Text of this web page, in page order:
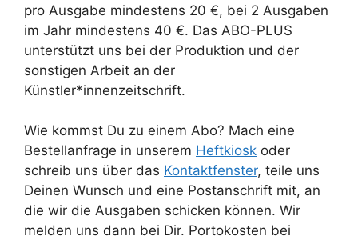
pro Ausgabe mindestens 20 €, bei 2 Ausgaben
im Jahr mindestens 40 €. Das ABO-PLUS
unterstützt uns bei der Produktion und der
sonstigen Arbeit an der
Künstler*innenzeitschrift.
Wie kommst Du zu einem Abo? Mach eine
Bestellanfrage in unserem Heftkiosk oder
schreib uns über das Kontaktfenster, teile uns
Deinen Wunsch und eine Postanschrift mit, an
die wir die Ausgaben schicken können. Wir
melden uns dann bei Dir. Portokosten bei